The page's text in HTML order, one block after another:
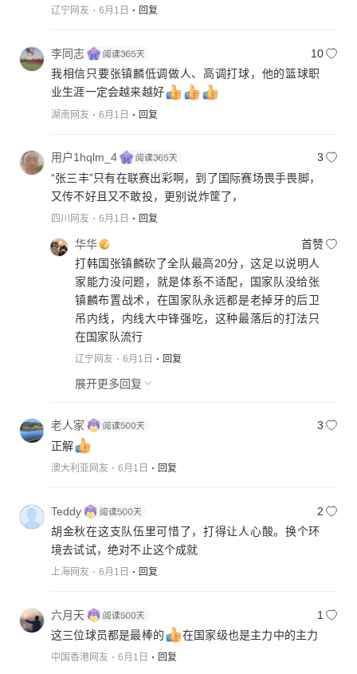
辽宁网友 6月1日 回复
李同志
10
我相信只要张镇麟低调做人、高调打球，他的篮球职
业生涯一定会越来越好
湖南网友 6月1日 回复
用户1hqlm_4
3
“张三丰”只有在联赛出彩啊，到了国际赛场畏手畏脚，
又传不好且又不敢投，更别说炸筐了，
四川网友 6月1日 回复
华华
首赞
打韩国张镇麟砍了全队最高20分，这足以说明人
家能力没问题，就是体系不适配，国家队没给张
镇麟布置战术，在国家队永远都是老掉牙的后卫
吊内线，内线大中锋强吃，这种最落后的打法只
在国家队流行
辽宁网友 6月1日 回复
展开更多回复
老人家
3
正解
澳大利亚网友 6月1日 回复
Teddy
2
胡金秋在这支队伍里可惜了，打得让人心酸。换个环
境去试试，绝对不止这个成就
上海网友 6月1日 回复
六月天
1
这三位球员都是最棒的
在国家级也是主力中的主力
中国香港网友 6月1日 回复